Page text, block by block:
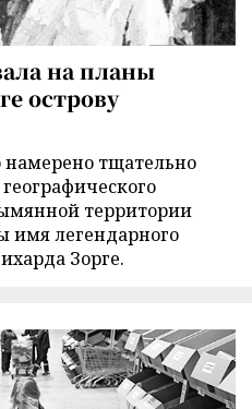
на планы
острову
намерено тщательно
территории
имя легендарного
Зорге.